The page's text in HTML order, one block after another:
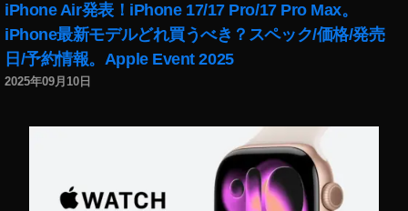
iPhone Air発表！iPhone 17/17 Pro/17 Pro Max。
iPhone最新モデルどれ買うべき？スペック/価格/発売
日/予約情報。Apple Event 2025
2025年09月10日